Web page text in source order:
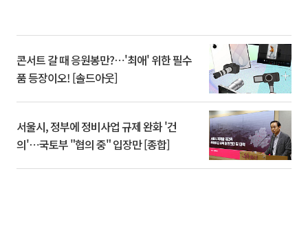
콘서트 갈 때 응원봉만?⋯'최애' 위한 필수
품 등장이오! [솔드아웃]
서울시, 정부에 정비사업 규제 완화 '건
의'⋯국토부 "협의 중" 입장만 [종합]